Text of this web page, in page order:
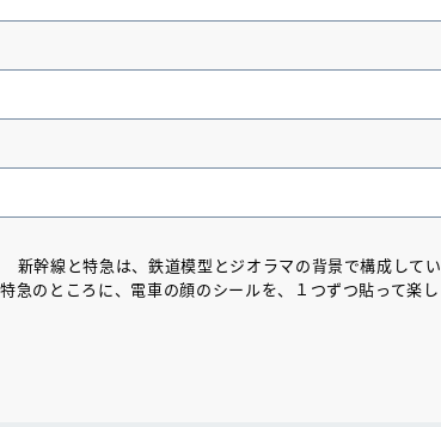
幹線と特急は、鉄道模型とジオラマの背景で構成してい
急のところに、電車の顔のシールを、１つずつ貼って楽し